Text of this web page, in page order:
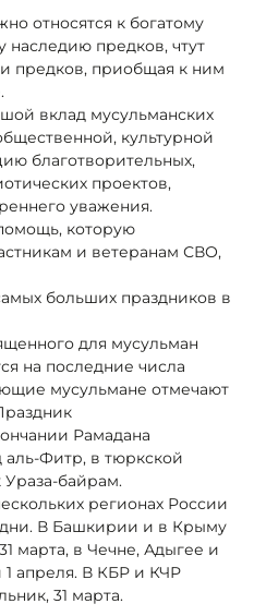
относятся к богатому
наследию предков, чтут
предков, приобщая к ним
вклад мусульманских
культурной
благотворительных,
проектов,
уважения.
которую
и ветеранам СВО,
больших праздников в
для мусульман
на последние числа
мусульмане отмечают
Рамадана
аль-Фитр, в тюркской
Ураза-байрам.
регионах России
В Башкирии и в Крыму
марта, в Чечне, Адыгее и
1 апреля. В КБР и КЧР
31 марта.